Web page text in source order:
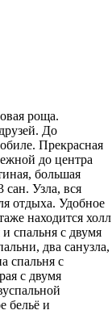
роща.
До
Прекрасная
до центра
большая
сан. Узла, вся
отдыха. Удобное
находится холл
спальня с двумя
два санузла,
спальня с
с двумя
бельё и